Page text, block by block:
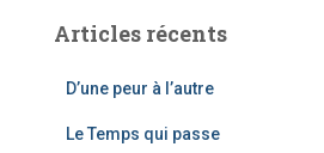
Articles récents
D’une peur à l’autre
Le Temps qui passe